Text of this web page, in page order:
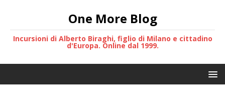
One More Blog
Incursioni di Alberto Biraghi, figlio di Milano e cittadino
d'Europa. Online dal 1999.